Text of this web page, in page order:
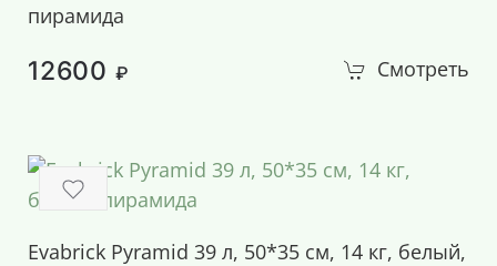
пирамида
12600 ₽ Смотреть
Evabrick Pyramid 39 л, 50*35 см, 14 кг, белый,